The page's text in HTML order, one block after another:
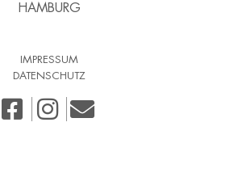
HAMBURG
IMPRESSUM
DATENSCHUTZ